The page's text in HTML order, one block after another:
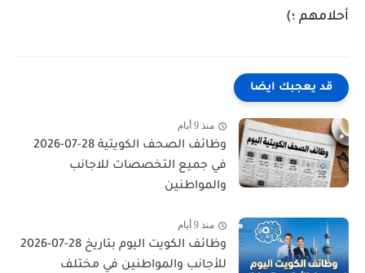
أحلامهم ؛)
قد يعجبك ايضا
منذ 9 أيام
وظائف الصحف الكويتية 28-07-2026
في جميع التخصصات للاجانب
والمواطنين
منذ 9 أيام
وظائف الكويت اليوم بتاريخ 28-07-2026
للأجانب والمواطنين في مختلف